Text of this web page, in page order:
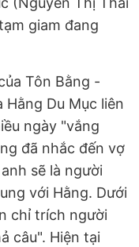
giam đang
Tôn Bằng -
Du Mục liên
ngày "vắng
đã nhắc đến vợ
sẽ là người
với Hằng. Dưới
chỉ trích người
câu". Hiện tại